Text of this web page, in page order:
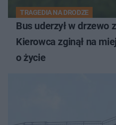
TRAGEDIA NA DRODZE
Bus uderzył w drzewo
Kierowca zginął na
o życie